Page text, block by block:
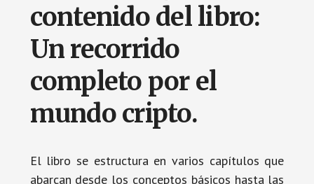
contenido del libro:
Un recorrido
completo por el
mundo cripto.
El libro se estructura en varios capítulos que
abarcan desde los conceptos básicos hasta las